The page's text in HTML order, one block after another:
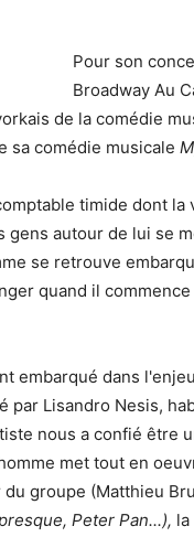
Pour son
Broadway Au
de la comédie
sa comédie musicale
timide dont la
autour de lui se
se retrouve
quand il
embarqué dans
par Lisandro Nesis,
nous a confié être
met tout en
groupe (Matthieu
Peter Pan...),